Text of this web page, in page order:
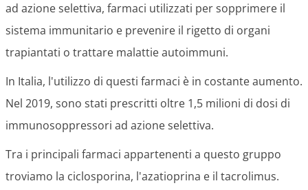
ad azione selettiva, farmaci utilizzati per sopprimere il
sistema immunitario e prevenire il rigetto di organi
trapiantati o trattare malattie autoimmuni.
In Italia, l'utilizzo di questi farmaci è in costante aumento.
Nel 2019, sono stati prescritti oltre 1,5 milioni di dosi di
immunosoppressori ad azione selettiva.
Tra i principali farmaci appartenenti a questo gruppo
troviamo la ciclosporina, l'azatioprina e il tacrolimus.